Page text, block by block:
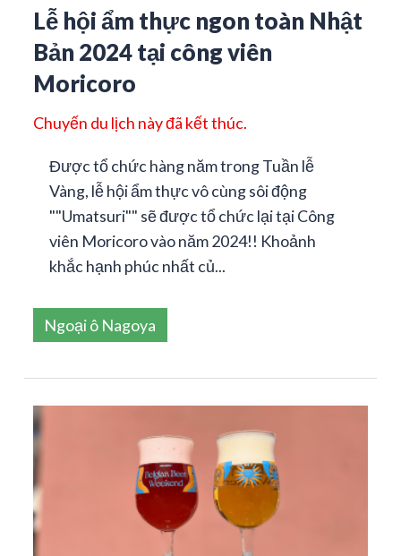
Lễ hội ẩm thực ngon toàn Nhật
Bản 2024 tại công viên
Moricoro
Chuyến du lịch này đã kết thúc.
Được tổ chức hàng năm trong Tuần lễ
Vàng, lễ hội ẩm thực vô cùng sôi động
""Umatsuri"" sẽ được tổ chức lại tại Công
viên Moricoro vào năm 2024!! Khoảnh
khắc hạnh phúc nhất củ...
Ngoại ô Nagoya